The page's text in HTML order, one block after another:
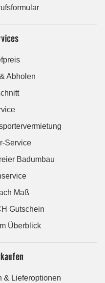
Abholen
Service
Badumbau
Maß
Gutschein
Überblick
& Lieferoptionen